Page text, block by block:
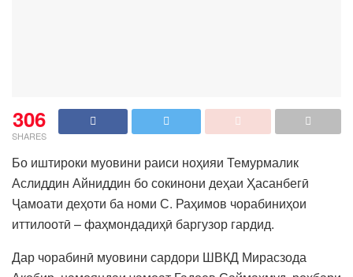
306
SHARES
Бо иштироки муовини раиси ноҳияи Темурмалик
Аслиддин Айниддин бо сокинони деҳаи Ҳасанбегӣ
Ҷамоати деҳоти ба номи С. Раҳимов чорабиниҳои
иттилоотӣ – фаҳмондадиҳӣ баргузор гардид.
Дар чорабинӣ муовини сардори ШВКД Мирасзода